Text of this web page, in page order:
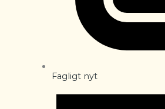
Fagligt nyt